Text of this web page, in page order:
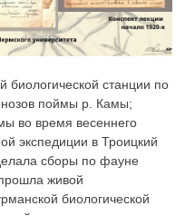
биологической станции по
поймы р. Камы;
во время весеннего
экспедиции в Троицкий
сборы по фауне
живой
биологической